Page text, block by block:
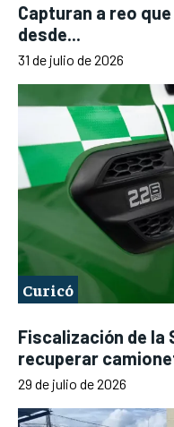
Capturan a reo
desde...
31 de julio de 2026
Curicó
Fiscalización de la
recuperar
29 de julio de 2026